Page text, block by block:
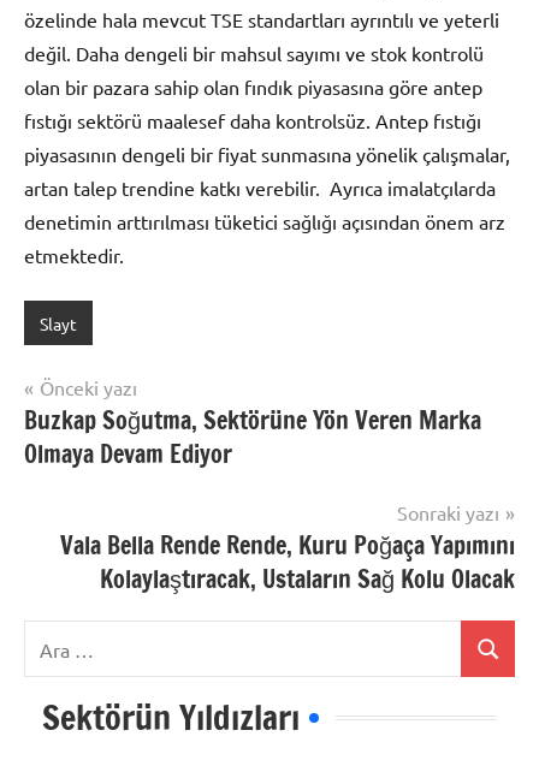
özelinde hala mevcut TSE standartları ayrıntılı ve yeterli
değil. Daha dengeli bir mahsul sayımı ve stok kontrolü
olan bir pazara sahip olan fındık piyasasına göre antep
fıstığı sektörü maalesef daha kontrolsüz. Antep fıstığı
piyasasının dengeli bir fiyat sunmasına yönelik çalışmalar,
artan talep trendine katkı verebilir. Ayrıca imalatçılarda
denetimin arttırılması tüketici sağlığı açısından önem arz
etmektedir.
Slayt
Yazı
gezinmesi
Önceki yazı
Buzkap Soğutma, Sektörüne Yön Veren Marka
Olmaya Devam Ediyor
Sonraki yazı
Vala Bella Rende Rende, Kuru Poğaça Yapımını
Kolaylaştıracak, Ustaların Sağ Kolu Olacak
Ara
Sektörün Yıldızları